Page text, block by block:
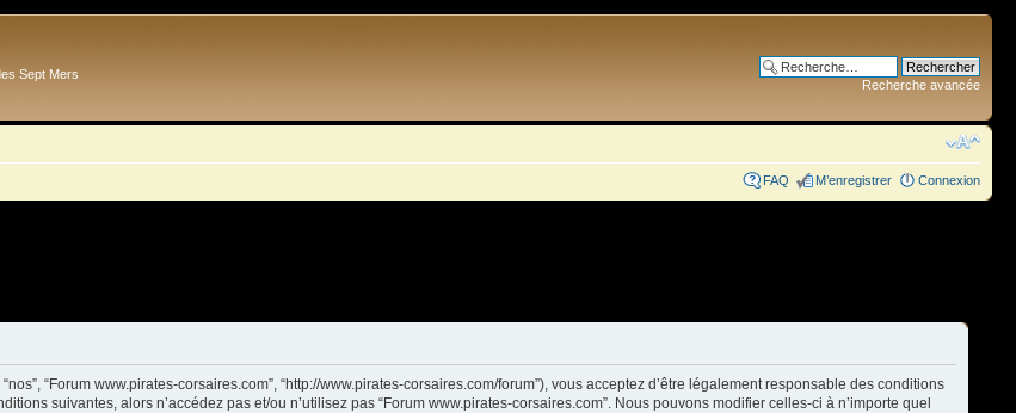
Sept Mers
Recherche avancée
FAQ M’enregistrer Connexion
“Forum www.pirates-corsaires.com”, “http://www.pirates-corsaires.com/forum”), vous acceptez d’être légalement responsable des conditions
suivantes, alors n’accédez pas et/ou n’utilisez pas “Forum www.pirates-corsaires.com”. Nous pouvons modifier celles-ci à n’importe quel